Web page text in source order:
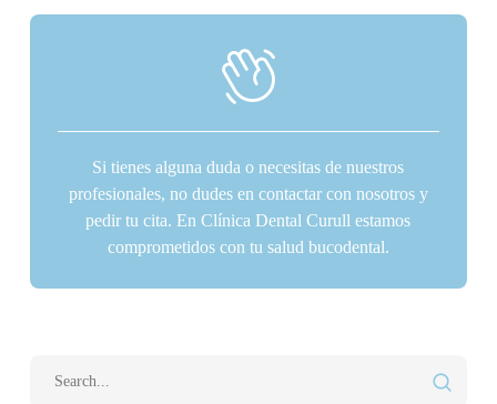
Si tienes alguna duda o necesitas de nuestros
profesionales, no dudes en contactar con nosotros y
pedir tu cita. En Clínica Dental Curull estamos
comprometidos con tu salud bucodental.